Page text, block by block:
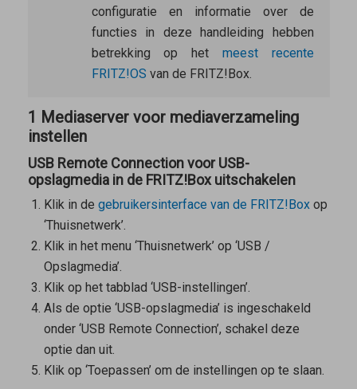
configuratie en informatie over de
functies in deze handleiding hebben
betrekking op het meest recente
FRITZ!OS van de FRITZ!Box.
1 Mediaserver voor mediaverzameling
instellen
USB Remote Connection voor USB-
opslagmedia in de FRITZ!Box uitschakelen
Klik in de gebruikersinterface van de FRITZ!Boxop
‘Thuisnetwerk’.
Klik in het menu ‘Thuisnetwerk’ op ‘USB /
Opslagmedia’.
Klik op het tabblad ‘USB-instellingen’.
Als de optie ‘USB-opslagmedia’ is ingeschakeld
onder ‘USB Remote Connection’, schakel deze
optie dan uit.
Klik op ‘Toepassen’ om de instellingen op te slaan.